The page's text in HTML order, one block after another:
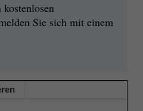
Sie sich mit einem